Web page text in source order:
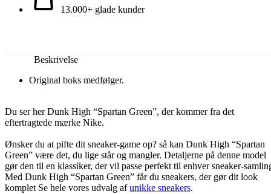
13.000+ glade kunder
Beskrivelse
Original boks medfølger.
Du ser her Dunk High “Spartan Green”, der kommer fra det
eftertragtede mærke Nike.
Ønsker du at pifte dit sneaker-game op? så kan Dunk High “Spartan
Green” være det, du lige står og mangler. Detaljerne på denne model
gør den til en klassiker, der vil passe perfekt til enhver sneaker-
Med Dunk High “Spartan Green” får du sneakers, der gør dit look
komplet Se hele vores udvalg afunikke sneakers.